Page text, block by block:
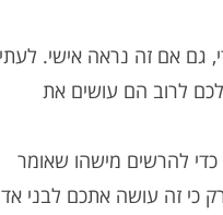
גם אם זה נראה אישי.
לרוב הם עושים את
להרשים מישהו שאומר
כי זה עושה אתכם לבני